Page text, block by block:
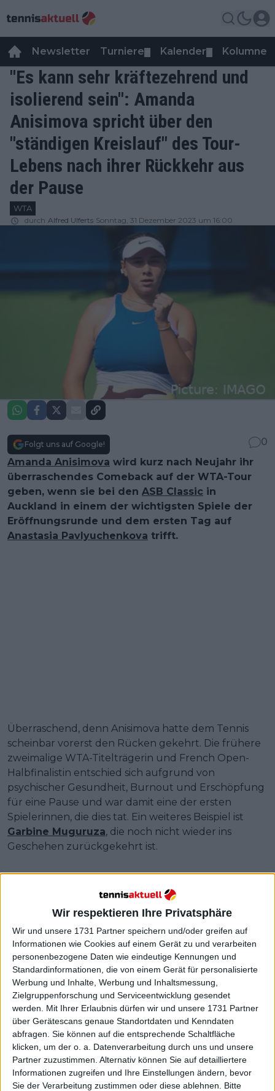
Wir respektieren Ihre Privatsphäre
Wir und unsere 1731 Partner speichern und/oder greifen auf
Informationen wie Cookies auf einem Gerät zu und verarbeiten
personenbezogene Daten wie eindeutige Kennungen und
Standardinformationen, die von einem Gerät für personalisierte
Werbung und Inhalte, Werbung und Inhaltsmessung,
Zielgruppenforschung und Serviceentwicklung gesendet
werden.
Mit Ihrer Erlaubnis dürfen wir und unsere 1731 Partner
über Gerätescans genaue Standortdaten und Kenndaten
abfragen. Sie können auf die entsprechende Schaltfläche
klicken, um der o. a. Datenverarbeitung durch uns und unsere
Partner zuzustimmen. Alternativ können Sie auf detailliertere
Informationen zugreifen und Ihre Einstellungen ändern, bevor
Sie der Verarbeitung zustimmen oder diese ablehnen.
Bitte
Newsletter Turniere Kalender Kolumnen
"Es kann sehr kräftezehrend und
isolierend sein": Amanda
Anisimova spricht über den
"ständigen Kreislauf" des Tour-
Lebens nach ihrer Rückkehr aus
der Pause
WTA
durch Alfred Ulferts Sonntag, 31 Dezember 2023 um 16:00
Folgt uns auf Google!
0
Amanda Anisimova wird kurz nach Neujahr ihr
überraschendes Comeback auf der WTA-Tour
geben, wenn sie bei den ASB Classic in
Auckland in einem der wichtigsten Spiele der
Eröffnungsrunde und dem ersten Tag auf
Anastasia Pavlyuchenkova trifft.
Überraschend, denn Anisimova hatte dem Tennis
scheinbar vorerst den Rücken gekehrt. Die frühere
zweimalige WTA-Titelträgerin und French Open-
Halbfinalistin entschied sich aufgrund von
psychischer Gesundheit, Burnout und Erschöpfung
für eine Pause und war damit eine der ersten
Spielerinnen, die dies tat. Ein weiteres Beispiel ist
Garbine Muguruza, die noch nicht wieder ins
Geschehen zurückgekehrt ist.
The Tennis Letter
@TheTennisLetter Follow
Amanda Anisimova on why life on tour
can become overwhelming & isolating
for players:
“I think a lot of people who follow us on
social media or watch tennis casually,
they don't really understand it fully. I
don't think anyone does unless you're
in it, just how overwhelming &